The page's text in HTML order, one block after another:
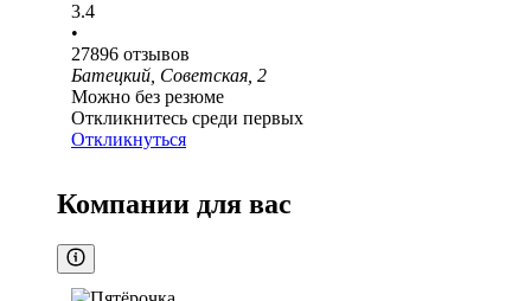
3.4
•
27896 отзывов
Батецкий, Советская, 2
Можно без резюме
Откликнитесь среди первых
Откликнуться
Компании для вас